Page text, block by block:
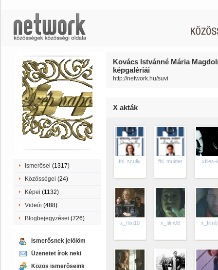
Ismerősei (1317)
Közösségei (24)
Képei (1132)
Videói (488)
Blogbejegyzései (726)
Ismerősnek jelölöm
Üzenetet írok neki
Közös ismerőseink
Kovács Istvánné Mária
képgalériái
http://network.hu/suvi
X akták
fbi_scully fbi_mulder xfiles-
x_film10 x_film08